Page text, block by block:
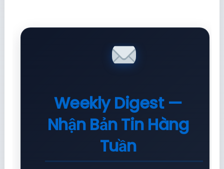
Weekly Digest —
Nhận Bản Tin Hàng
Tuần